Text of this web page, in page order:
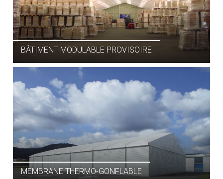
BÂTIMENT MODULABLE PROVISOIRE
BÂTIMENT SPORTIF
MEMBRANE THERMO-GONFLABLE